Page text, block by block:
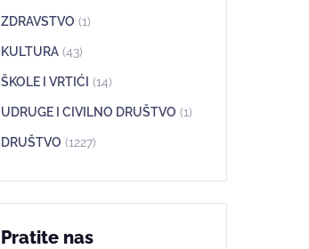
ZDRAVSTVO (1)
KULTURA (43)
ŠKOLE I VRTIĆI (14)
UDRUGE I CIVILNO DRUŠTVO (1)
DRUŠTVO (1227)
Pratite nas